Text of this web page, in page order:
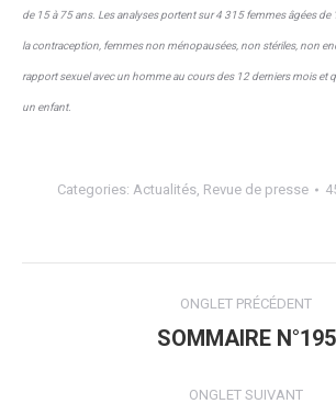
de 15 à 75 ans. Les analyses portent sur 4 315 femmes âgées de
la contraception, femmes non ménopausées, non stériles, non
rapport sexuel avec un homme au cours des 12 derniers mois et
un enfant.
Categories: Actualités, Revue de presse
Navigation
commentaire
ONGLET PRÉCÉDENT
Onglet
SOMMAIRE N°195
ONGLET SUIVANT